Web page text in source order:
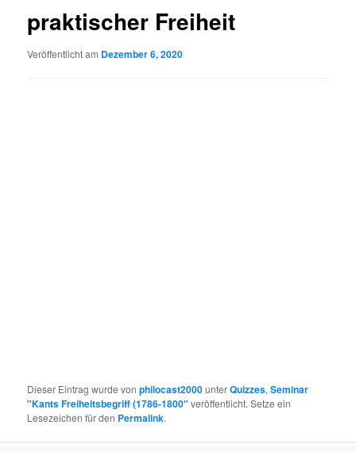
praktischer Freiheit
Veröffentlicht am Dezember 6, 2020
Dieser Eintrag wurde vonphilocast2000unterQuizzes,Seminar
"Kants Freiheitsbegriff (1786-1800" veröffentlicht. Setze ein
Lesezeichen für den Permalink.